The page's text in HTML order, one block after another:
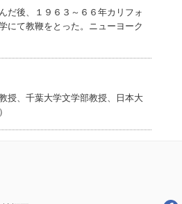
だ後、１９６３～６６年カリフォ
にて教鞭をとった。ニューヨーク
授、千葉大学文学部教授、日本大